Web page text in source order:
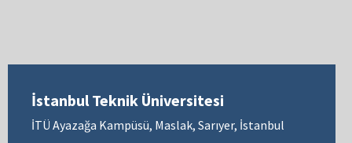
İstanbul Teknik Üniversitesi
İTÜ Ayazağa Kampüsü, Maslak, Sarıyer, İstanbul